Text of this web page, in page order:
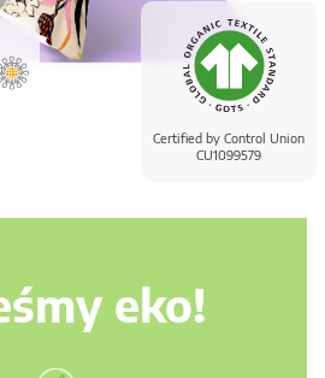
Certified by Control Union
CU1099579
eko!